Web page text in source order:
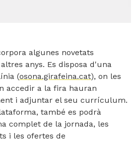
algunes novetats
anys. Es disposa d'una
(osona.girafeina.cat), on les
accedir a la fira hauran
i adjuntar el seu currículum.
també es podrà
complet de la jornada, les
i les ofertes de